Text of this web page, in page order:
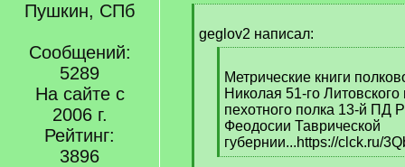
Пушкин, СПб
Сообщений:
5289
На сайте с
2006 г.
Рейтинг:
3896
q
geglov2 написал:
q
]
Метрические книги
Николая 51-го Литовского
пехотного полка 13-й ПД
Феодосии Таврической
губернии...https://clck.ru/
[